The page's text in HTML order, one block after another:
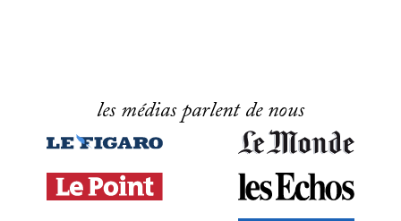
les médias parlent de nous